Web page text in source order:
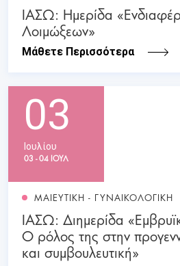
ΙΑΣΩ: Ημερίδα
Λοιμώξεων»
Μάθετε Περισσότερα
03
Ιουλίου
03 - 04 ΙΟΥΛ
ΜΑΙΕΥΤΙΚΗ - ΓΥΝΑΙΚΟΛΟΓΙΚΗ
ΙΑΣΩ: Διημερίδα
Ο ρόλος της στην
και συμβουλευτική»